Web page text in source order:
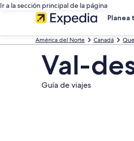
Ir a la sección principal de la página
Planea
América del Norte Canadá
Val-
Guía de viajes